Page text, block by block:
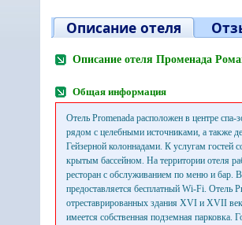
Описание отеля
Описание отеля Променада
Общая информация
Отель Promenada расположен в центре
рядом с целебными источниками, а также
Гейзерной колоннадами. К услугам гостей
крытым бассейном. На территории отеля
ресторан с обслуживанием по меню и бар.
предоставляется бесплатный Wi-Fi. Отель
отреставрированных здания XVI и XVII
имеется собственная подземная парковка.